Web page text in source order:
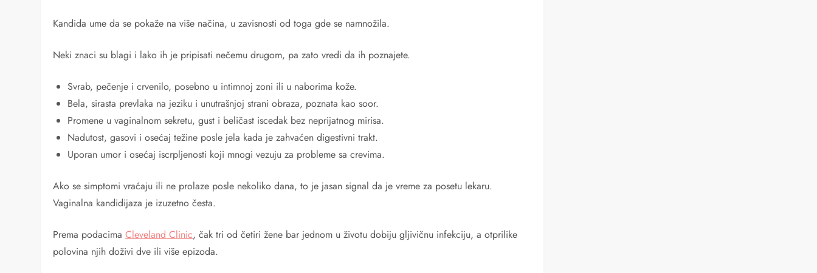
Kandida ume da se pokaže na više načina, u zavisnosti od toga gde se namnožila.
Neki znaci su blagi i lako ih je pripisati nečemu drugom, pa zato vredi da ih poznajete.
Svrab, pečenje i crvenilo, posebno u intimnoj zoni ili u naborima kože.
Bela, sirasta prevlaka na jeziku i unutrašnjoj strani obraza, poznata kao soor.
Promene u vaginalnom sekretu, gust i beličast iscedak bez neprijatnog mirisa.
Nadutost, gasovi i osećaj težine posle jela kada je zahvaćen digestivni trakt.
Uporan umor i osećaj iscrpljenosti koji mnogi vezuju za probleme sa crevima.
Ako se simptomi vraćaju ili ne prolaze posle nekoliko dana, to je jasan signal da je vreme za posetu lekaru.
Vaginalna kandidijaza je izuzetno česta.
Prema podacimaCleveland Clinic, čak tri od četiri žene bar jednom u životu dobiju gljivičnu infekciju, a otprilike
polovina njih doživi dve ili više epizoda.